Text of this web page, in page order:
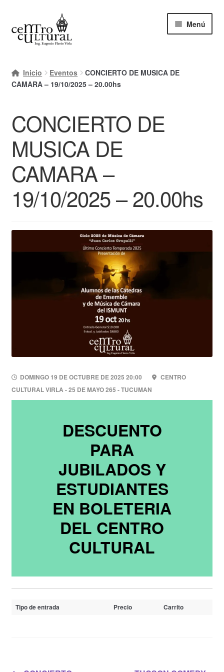
a
al
contenido
Menú
Mi cuenta
Finalizar compra
Ayuda Rapida
Inicio Eventos
CONCIERTO DE MUSICA DE
CAMARA – 19/10/2025 – 20.00hs
CONCIERTO DE
MUSICA DE
CAMARA –
19/10/2025 – 20.00hs
DOMINGO 19 DE OCTUBRE DE 2025 20:00
CENTRO
CULTURAL VIRLA - 25 DE MAYO 265 - TUCUMAN
DESCUENTO
PARA
JUBILADOS Y
ESTUDIANTES
EN BOLETERIA
DEL CENTRO
CULTURAL
Tipo de entrada Precio Carrito